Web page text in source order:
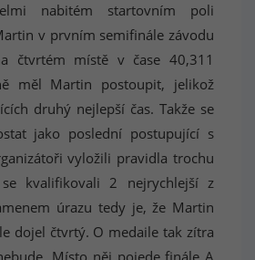
nabitém startovním poli
v prvním semifinále závodu
čtvrtém místě v čase 40,311
měl Martin postoupit, jelikož
druhý nejlepší čas. Takže se
jako poslední postupující s
vyložili pravidla trochu
kvalifikovali 2 nejrychlejší z
úrazu tedy je, že Martin
dojel čtvrtý. O medaile tak zítra
Místo něj pojede finále A